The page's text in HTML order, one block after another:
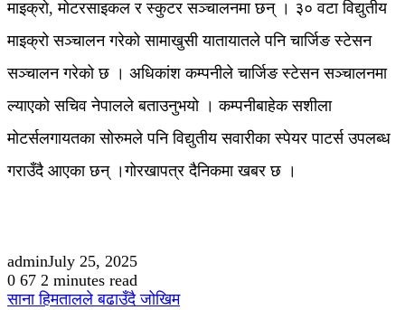
माइक्रो, मोटरसाइकल र स्कुटर सञ्चालनमा छन् । ३० वटा विद्युतीय
माइक्रो सञ्चालन गरेको सामाखुसी यातायातले पनि चार्जिङ स्टेसन
सञ्चालन गरेको छ । अधिकांश कम्पनीले चार्जिङ स्टेसन सञ्चालनमा
ल्याएको सचिव नेपालले बताउनुभयो । कम्पनीबाहेक सशीला
मोटर्सलगायतका सोरुमले पनि विद्युतीय सवारीका स्पेयर पाटर्स उपलब्ध
गराउँदै आएका छन् ।गोरखापत्र दैनिकमा खबर छ ।
adminJuly 25, 2025
0 67 2 minutes read
साना हिमतालले बढाउँदै जोखिम